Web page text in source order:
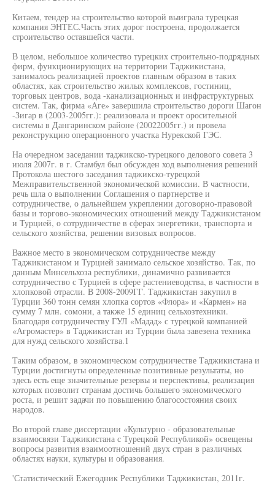
Китаем, тендер на строительство которой выиграла турецкая
компания ЭНТЕС.Часть этих дорог построена, продолжается
строительство оставшейся части.
В целом, небольшое количество турецких строительно-подрядных
фирм, функционирующих на территории Таджикистана,
занималось реализацией проектов главным образом в таких
областях, как строительство жилых комплексов, гостиниц,
торговых центров, вода -канализационных и инфраструктурных
систем. Так, фирма «Аге» завершила строительство дороги Шагон
-Зигар в (2003-2005гг.): реализовала и проект оросительной
системы в Дангаринском районе (20022005гг.) и провела
реконструкцию операционного участка Нурекской ГЭС.
На очередном заседании таджикско-турецкого делового совета 3
июля 2007г. в г. Стамбул был обсужден ход выполнения решений
Протокола шестого заседания таджикско-турецкой
Межправительственной экономической комиссии. В частности,
речь шла о выполнении Соглашения о партнерстве и
сотрудничестве, о дальнейшем укреплении договорно-правовой
базы и торгово-экономических отношений между Таджикистаном
и Турцией, о сотрудничестве в сферах энергетики, транспорта и
сельского хозяйства, решении визовых вопросов.
Важное место в экономическом сотрудничестве между
Таджикистаном и Турцией занимало сельское хозяйство. Так, по
данным Минсельхоза республики, динамично развивается
сотрудничество с Турцией в сфере растениеводства, в частности в
хлопковой отрасли. В 2008-2009ГГ. Таджикистан закупил в
Турции 360 тонн семян хлопка сортов «Флора» и «Кармен» на
сумму 7 млн. сомони, а также 15 единиц сельхозтехники.
Благодаря сотрудничеству ГУЛ «Мадад» с турецкой компанией
«Агромастер» в Таджикистан из Турции была завезена техника
для нужд сельского хозяйства.1
Таким образом, в экономическом сотрудничестве Таджикистана и
Турции достигнуты определенные позитивные результаты, но
здесь есть еще значительные резервы и перспективы, реализация
которых позволит странам достичь большего экономического
роста, и решит задачи по повышению благосостояния своих
народов.
Во второй главе диссертации «Культурно - образовательные
взаимосвязи Таджикистана с Турецкой Республикой» освещены
вопросы развития взаимоотношений двух стран в различных
областях науки, культуры и образования.
'Статистический Ежегодник Республики Таджикистан, 2011г.